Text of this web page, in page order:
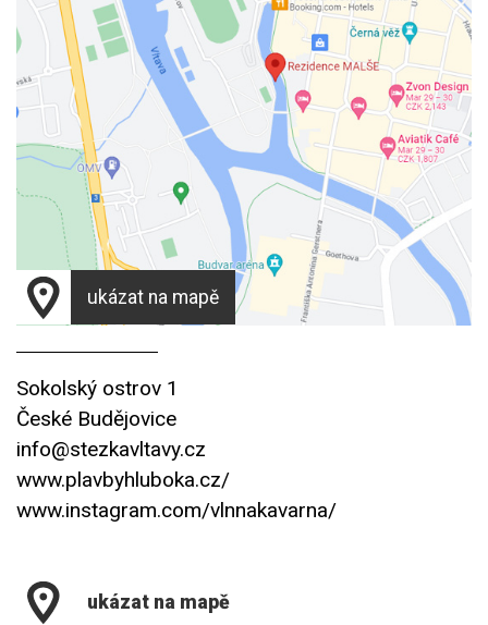
ukázat na mapě
Sokolský ostrov 1
České Budějovice
info@stezkavltavy.cz
www.plavbyhluboka.cz/
www.instagram.com/vlnnakavarna/
ukázat na mapě